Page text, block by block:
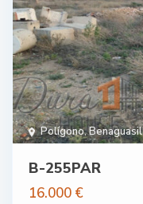
Polígono,Benaguasil
B-255PAR
16.000 €